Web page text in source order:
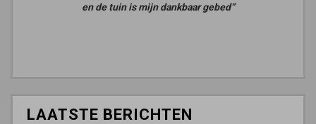
en de tuin is mijn dankbaar gebed”
LAATSTE BERICHTEN